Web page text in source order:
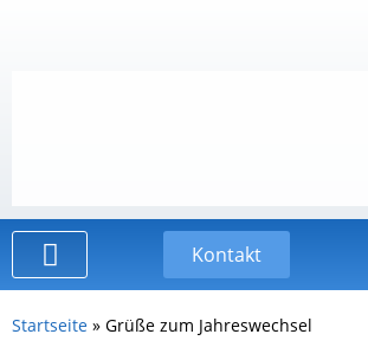
Kontakt
Startseite » Grüße zum Jahreswechsel